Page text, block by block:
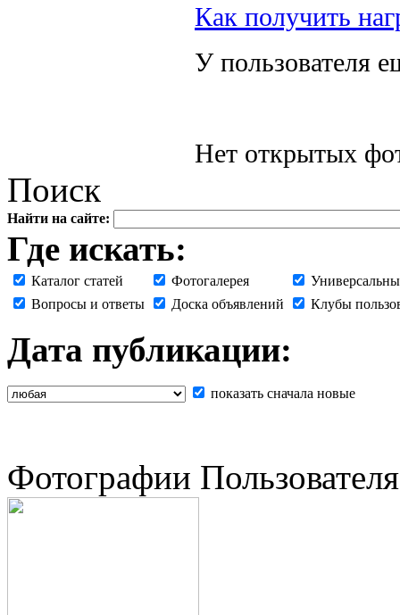
Как получить
У пользователя
Нет открытых
Поиск
Найти на сайте:
Где искать:
Каталог статей Фотогалерея
Вопросы и ответы
Доска объявлений Клубы
Дата публикации:
показать сначала новые
Фотографии Пользователя